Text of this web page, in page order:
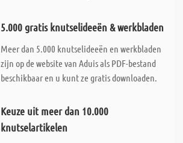
5.000 gratis knutselideeën & werkbladen
Meer dan 5.000 knutselideeën en werkbladen
zijn op de website van Aduis als PDF-bestand
beschikbaar en u kunt ze gratis downloaden.
Keuze uit meer dan 10.000
knutselartikelen